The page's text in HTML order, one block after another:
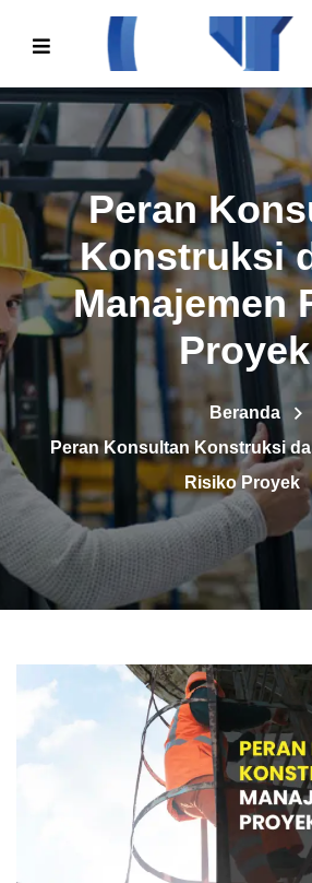
Peran
Konstruksi
Manajemen
Proyek
Beranda
Peran Konsultan Konstruksi
Risiko Proyek